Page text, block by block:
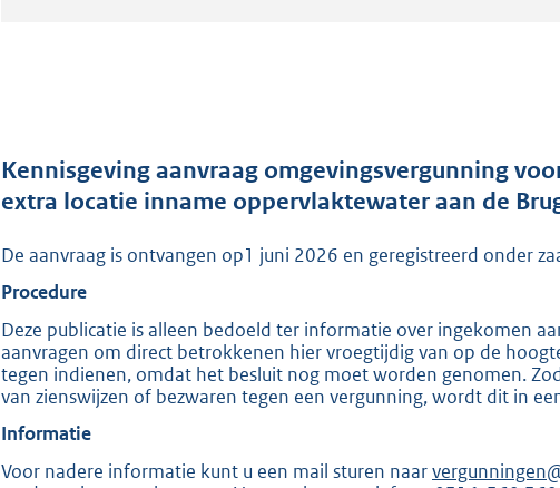
d
s
r
t
t
e
2
Kennisgeving aanvraag omgevingsvergunning
extra locatie inname oppervlaktewater aan de
De aanvraag is ontvangen op1 juni 2026 en geregistreerd onder
Procedure
Deze publicatie is alleen bedoeld ter informatie over ingekomen
aanvragen om direct betrokkenen hier vroegtijdig van op de
tegen indienen, omdat het besluit nog moet worden genomen.
van zienswijzen of bezwaren tegen een vergunning, wordt dit in
Informatie
Voor nadere informatie kunt u een mail sturen naar